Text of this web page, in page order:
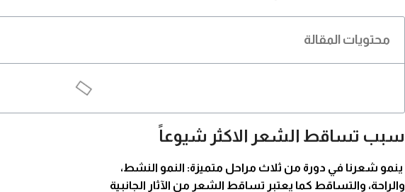
محتويات المقالة
سبب تساقط الشعر الاكثر شيوعاً
ينمو شعرنا في دورة من ثلاث مراحل متميزة: النمو النشط،
والراحة، والتساقط كما يعتبر تساقط الشعر من الآثار الجانبية